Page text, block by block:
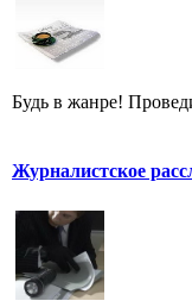
Будь в жанре!
Журналистское